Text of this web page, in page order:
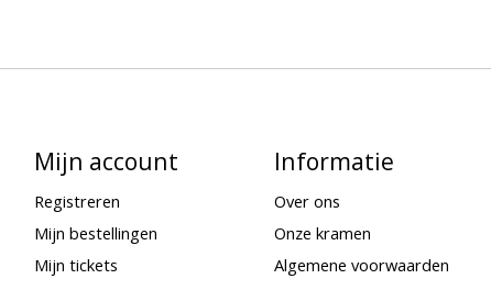
Mijn account
Registreren
Mijn bestellingen
Mijn tickets
Informatie
Over ons
Onze kramen
Algemene voorwaarden